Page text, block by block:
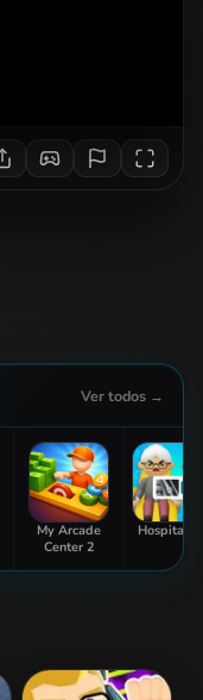
Ver todos →
My Arcade
Center 2
Hospital